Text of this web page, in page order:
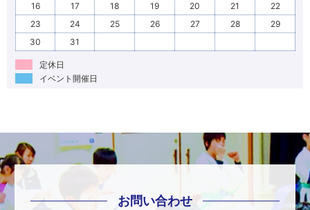
16
17 18 19 20 21
22
23
24 25 26 27 28
29
30
31
定休日
イベント開催日
お問い合わせ